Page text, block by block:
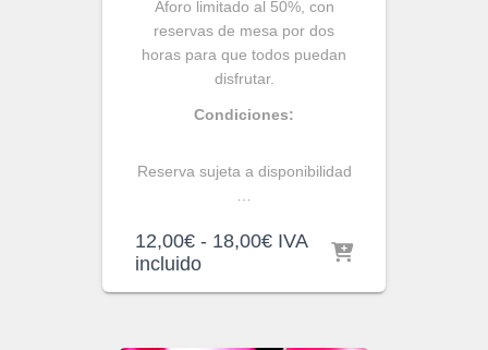
Aforo limitado al 50%, con
reservas de mesa por dos
horas para que todos puedan
disfrutar.
Condiciones:
Reserva sujeta a disponibilidad
12,00€ - 18,00€Rango
IVA
incluido